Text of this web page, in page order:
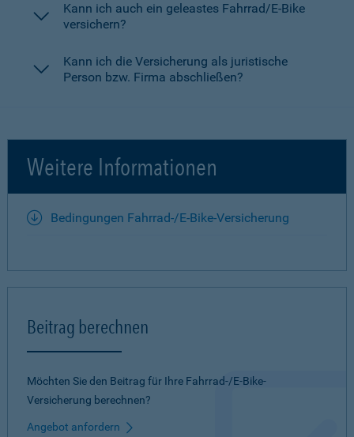
Kann ich auch ein geleastes Fahrrad/E-Bike
versichern?
Kann ich die Versicherung als juristische
Person bzw. Firma abschließen?
Weitere Informationen
Bedingungen Fahrrad-/E-Bike-Versicherung
Beitrag berechnen
Möchten Sie den Beitrag für Ihre Fahrrad-/E-Bike-
Versicherung berechnen?
Angebot anfordern